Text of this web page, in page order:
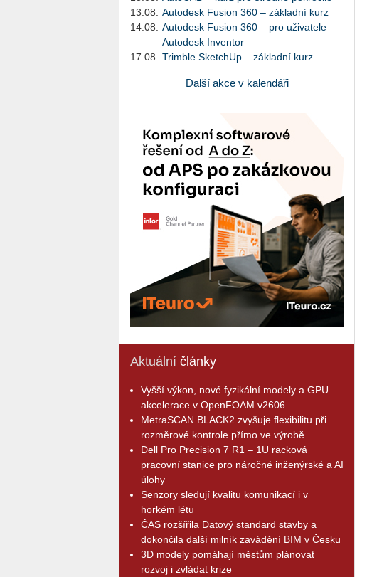
13.08.
Autodesk Fusion 360 – základní kurz
14.08.
Autodesk Fusion 360 – pro uživatele
Autodesk Inventor
17.08.
Trimble SketchUp – základní kurz
Další akce v kalendáři
Aktuální články
Vyšší výkon, nové fyzikální modely a GPU
akcelerace v OpenFOAM v2606
MetraSCAN BLACK2 zvyšuje flexibilitu při
rozměrové kontrole přímo ve výrobě
Dell Pro Precision 7 R1 – 1U racková
pracovní stanice pro náročné inženýrské a AI
úlohy
Senzory sledují kvalitu komunikací i v
horkém létu
ČAS rozšířila Datový standard stavby a
dokončila další milník zavádění BIM v Česku
3D modely pomáhají městům plánovat
rozvoj i zvládat krize